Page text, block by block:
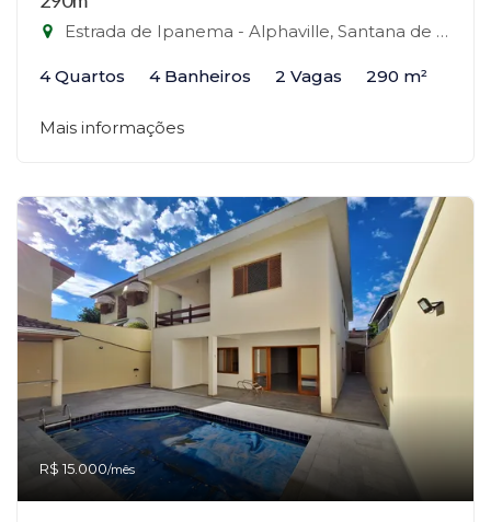
Estrada de Ipanema - Alphaville, Santana de Parnaíba-SP
4 Quartos 4 Banheiros 2 Vagas 290 m²
Mais informações
R$ 15.000/mês